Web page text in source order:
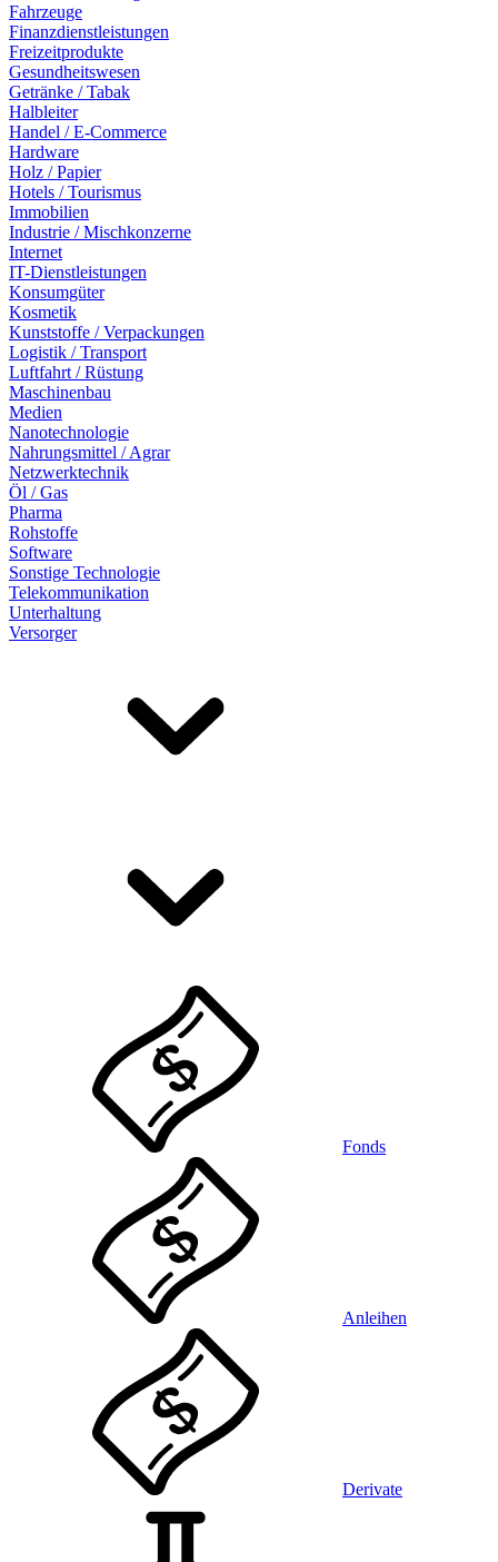
Fahrzeuge
Finanzdienstleistungen
Freizeitprodukte
Gesundheitswesen
Getränke / Tabak
Halbleiter
Handel / E-Commerce
Hardware
Holz / Papier
Hotels / Tourismus
Immobilien
Industrie / Mischkonzerne
Internet
IT-Dienstleistungen
Konsumgüter
Kosmetik
Kunststoffe / Verpackungen
Logistik / Transport
Luftfahrt / Rüstung
Maschinenbau
Medien
Nanotechnologie
Nahrungsmittel / Agrar
Netzwerktechnik
Öl / Gas
Pharma
Rohstoffe
Software
Sonstige Technologie
Telekommunikation
Unterhaltung
Versorger
Fonds
Anleihen
Derivate